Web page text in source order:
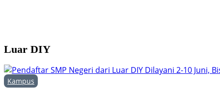
Luar DIY
Kampus